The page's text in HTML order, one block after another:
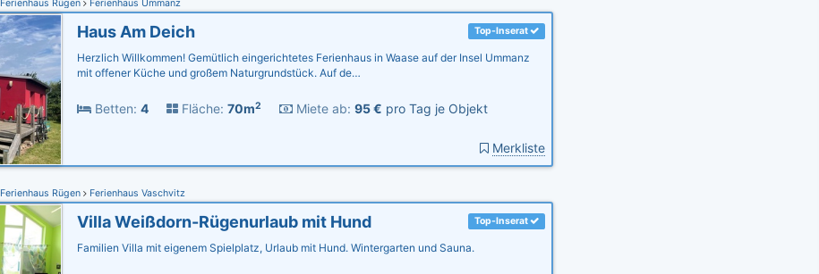
Ferienhaus Rügen Ferienhaus Ummanz
Top-Inserat
Haus Am Deich
Herzlich Willkommen! Gemütlich eingerichtetes Ferienhaus in Waase auf der Insel Ummanz
mit offener Küche und großem Naturgrundstück. Auf de…
Betten: 4 Fläche: 70m2 Miete ab: 95 € pro Tag je Objekt
Merkliste
Ferienhaus Rügen Ferienhaus Vaschvitz
Top-Inserat
Villa Weißdorn-Rügenurlaub mit Hund
Familien Villa mit eigenem Spielplatz, Urlaub mit Hund. Wintergarten und Sauna.